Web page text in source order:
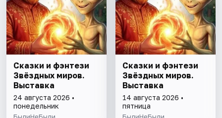
Сказки и фэнтези
Звёздных миров.
Выставка
24 августа 2026 •
понедельник
БылиНеБыли
Сказки и фэнтези
Звёздных миров.
Выставка
14 августа 2026 •
пятница
БылиНеБыли